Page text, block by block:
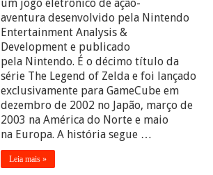
um jogo eletrônico de ação-
aventura desenvolvido pela Nintendo
Entertainment Analysis &
Development e publicado
pela Nintendo. É o décimo título da
série The Legend of Zelda e foi lançado
exclusivamente para GameCube em
dezembro de 2002 no Japão, março de
2003 na América do Norte e maio
na Europa. A história segue …
Leia mais »